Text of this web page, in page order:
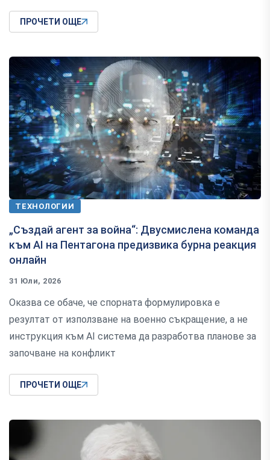
ПРОЧЕТИ ОЩЕ
ТЕХНОЛОГИИ
„Създай агент за война“: Двусмислена команда
към AI на Пентагона предизвика бурна реакция
онлайн
31 Юли, 2026
Оказва се обаче, че спорната формулировка е
резултат от използване на военно съкращение, а не
инструкция към AI система да разработва планове за
започване на конфликт
ПРОЧЕТИ ОЩЕ